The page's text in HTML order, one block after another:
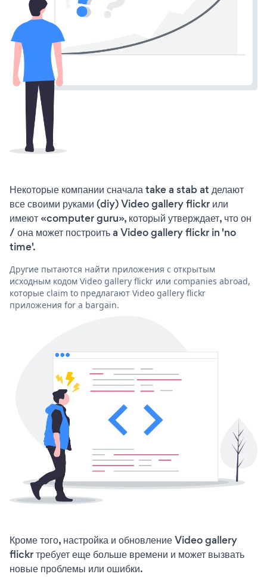
Некоторые компании сначала take a stab at делают
все своими руками (diy) Video gallery flickr или
имеют «computer guru», который утверждает, что он
/ она может построить a Video gallery flickr in 'no
time'.
Другие пытаются найти приложения с открытым
исходным кодом Video gallery flickr или companies abroad,
которые claim to предлагают Video gallery flickr
приложения for a bargain.
Кроме того, настройка и обновление Video gallery
flickr требует еще больше времени и может вызвать
новые проблемы или ошибки.